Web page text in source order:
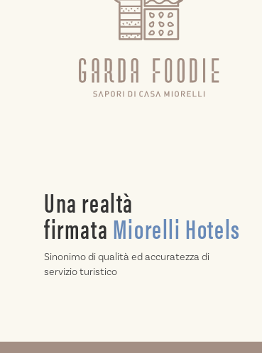
Una realtà
firmataMiorelli Hotels
Sinonimo di qualità ed accuratezza di
servizio turistico